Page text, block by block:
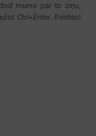
mums par to ziņu,
Ctrl+Enter. Paldies!